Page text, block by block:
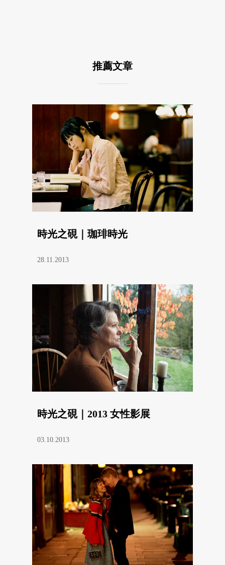
推薦文章
時光之硯｜珈琲時光
28.11.2013
時光之硯｜2013 女性影展
03.10.2013